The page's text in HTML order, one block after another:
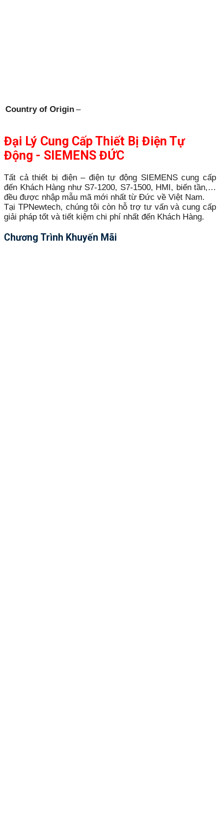
Country of Origin –
Đại Lý Cung Cấp Thiết Bị Điện Tự
Động - SIEMENS ĐỨC
Tất cả thiết bị điện – điện tự động SIEMENS cung cấp
đến Khách Hàng như S7-1200, S7-1500, HMI, biến tần,…
đều được nhập mẫu mã mới nhất từ Đức về Việt Nam.
Tại TPNewtech, chúng tôi còn hỗ trợ tư vấn và cung cấp
giải pháp tốt và tiết kiệm chi phí nhất đến Khách Hàng.
Chương Trình Khuyến Mãi